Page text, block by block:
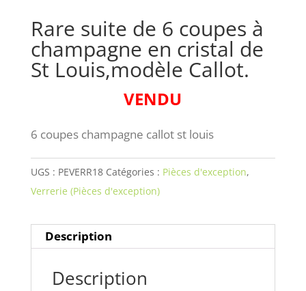
Rare suite de 6 coupes à
champagne en cristal de
St Louis,modèle Callot.
VENDU
6 coupes champagne callot st louis
UGS : PEVERR18 Catégories : Pièces d'exception,
Verrerie (Pièces d'exception)
Description
Description